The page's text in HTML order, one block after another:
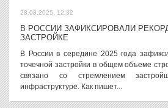
28.08.2025, 12:32
В РОССИИ ЗАФИКСИРОВАЛИ
ЗАСТРОЙКЕ
В России в середине 2025 года
точечной застройки в общем объеме
связано со стремлением
инфраструктуре. Как пишет...